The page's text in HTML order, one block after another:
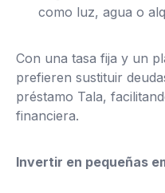
como luz, agua o
Con una tasa fija y un
prefieren sustituir
préstamo Tala,
financiera.
Invertir en pequeñas